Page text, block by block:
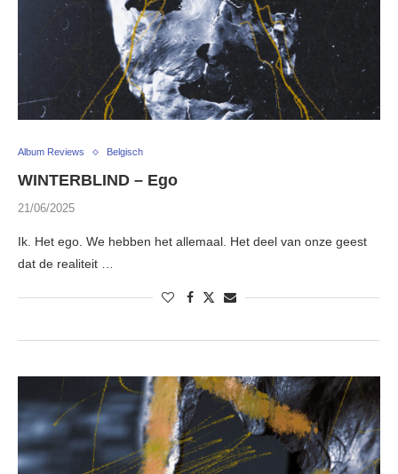
Album Reviews Belgisch
WINTERBLIND – Ego
21/06/2025
Ik. Het ego. We hebben het allemaal. Het deel van onze geest
dat de realiteit …